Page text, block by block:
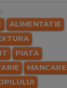
ALIMENTATIE
PIATA
MANCARE